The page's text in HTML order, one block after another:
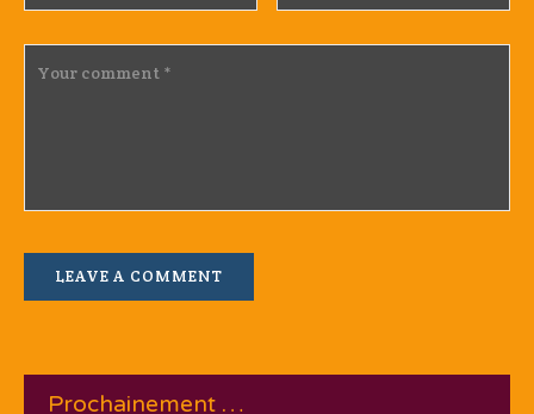
Prochainement …